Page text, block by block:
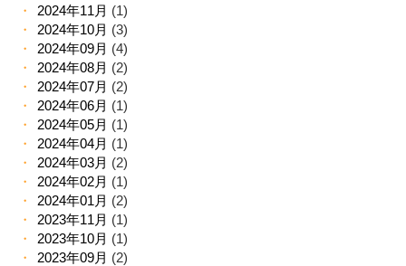
2024年11月 (1)
2024年10月 (3)
2024年09月 (4)
2024年08月 (2)
2024年07月 (2)
2024年06月 (1)
2024年05月 (1)
2024年04月 (1)
2024年03月 (2)
2024年02月 (1)
2024年01月 (2)
2023年11月 (1)
2023年10月 (1)
2023年09月 (2)